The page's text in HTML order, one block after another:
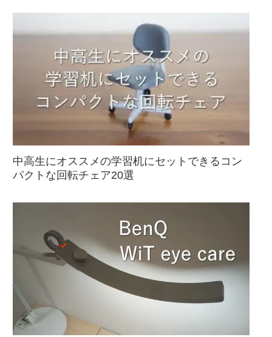
中高生にオススメの学習机にセットできるコン
パクトな回転チェア20選